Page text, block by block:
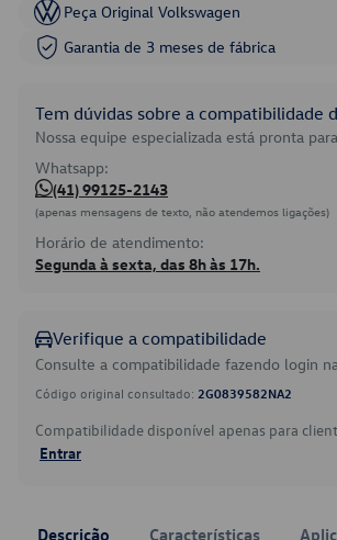
Peça Original Volkswagen
Garantia de 3 meses de fábrica
Tem dúvidas sobre a compatibilidade
Nossa equipe especializada está pronta
Whatsapp:
(41) 99125-2143
(apenas mensagens de texto, não atendemos ligações)
Horário de atendimento:
Segunda à sexta, das 8h às 17h.
Verifique a compatibilidade
Consulte a compatibilidade fazendo login
Código original consultado: 2G0839582NA2
Compatibilidade disponível apenas para
Entrar
Descrição Características